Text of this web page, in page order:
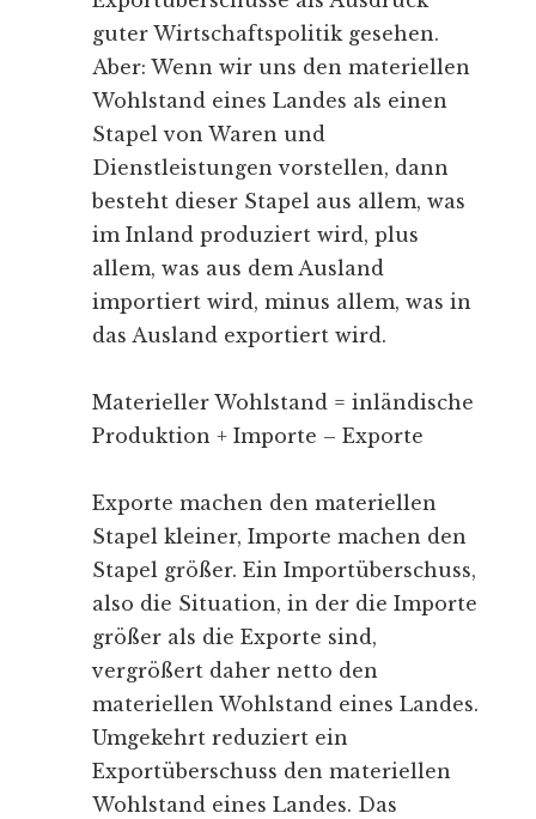
guter Wirtschaftspolitik gesehen.
Aber: Wenn wir uns den materiellen
Wohlstand eines Landes als einen
Stapel von Waren und
Dienstleistungen vorstellen, dann
besteht dieser Stapel aus allem, was
im Inland produziert wird, plus
allem, was aus dem Ausland
importiert wird, minus allem, was in
das Ausland exportiert wird.
Materieller Wohlstand = inländische
Produktion + Importe – Exporte
Exporte machen den materiellen
Stapel kleiner, Importe machen den
Stapel größer. Ein Importüberschuss,
also die Situation, in der die Importe
größer als die Exporte sind,
vergrößert daher netto den
materiellen Wohlstand eines Landes.
Umgekehrt reduziert ein
Exportüberschuss den materiellen
Wohlstand eines Landes. Das